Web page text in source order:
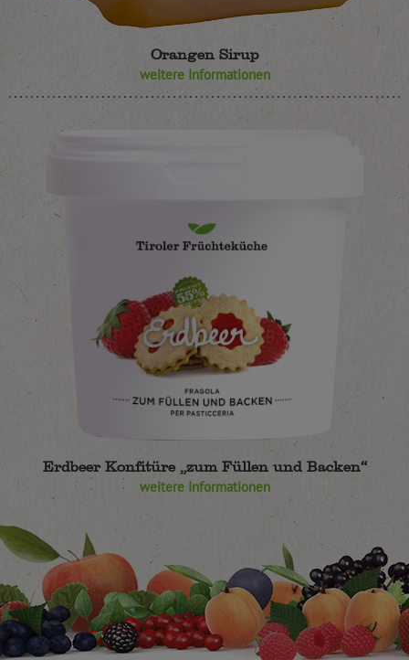
Orangen Sirup
weitere Informationen
Erdbeer Konfitüre „zum Füllen und Backen“
weitere Informationen